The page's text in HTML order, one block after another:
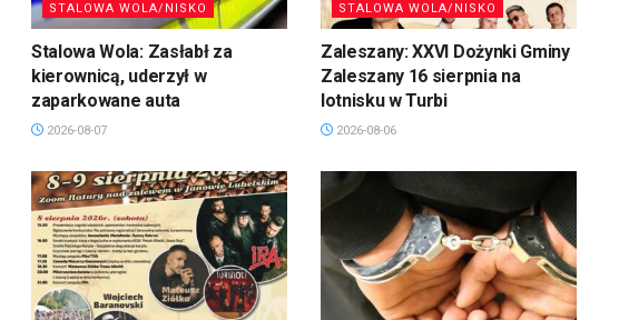
STALOWA WOLA/NISKO
Stalowa Wola: Zasłabł za
kierownicą, uderzył w
zaparkowane auta
2026-08-07
STALOWA WOLA/NISKO
Zaleszany: XXVI Dożynki Gminy
Zaleszany 16 sierpnia na
lotnisku w Turbi
2026-08-06